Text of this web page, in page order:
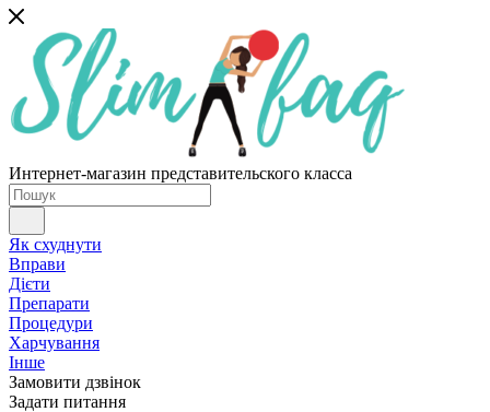
Интернет-магазин представительского класса
Як схуднути
Вправи
Дієти
Препарати
Процедури
Харчування
Інше
Замовити дзвінок
Задати питання